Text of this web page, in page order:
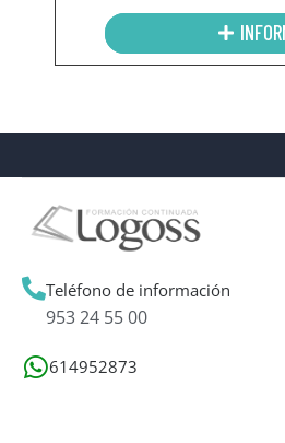
Teléfono de información
953 24 55 00
614952873